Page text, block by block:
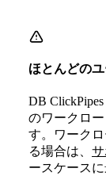
ほとんどの
DB
のワークロ
す。ワーク
る場合は、
ースケース